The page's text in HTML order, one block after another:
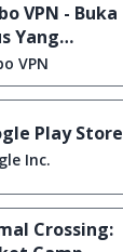
VPN - Buka
Yang
VPN
Play Store
Inc.
Crossing: